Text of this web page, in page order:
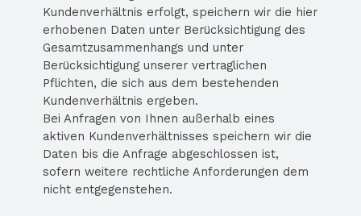
Kundenverhältnis erfolgt, speichern wir die hier
erhobenen Daten unter Berücksichtigung des
Gesamtzusammenhangs und unter
Berücksichtigung unserer vertraglichen
Pflichten, die sich aus dem bestehenden
Kundenverhältnis ergeben.
Bei Anfragen von Ihnen außerhalb eines
aktiven Kundenverhältnisses speichern wir die
Daten bis die Anfrage abgeschlossen ist,
sofern weitere rechtliche Anforderungen dem
nicht entgegenstehen.